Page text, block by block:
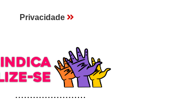
Privacidade